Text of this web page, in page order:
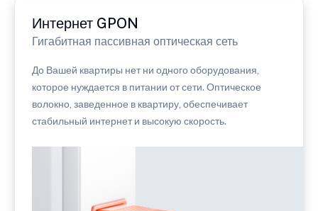
Интернет GPON
Гигабитная пассивная оптическая сеть
До Вашей квартиры нет ни одного оборудования,
которое нуждается в питании от сети. Оптическое
волокно, заведенное в квартиру, обеспечивает
стабильный интернет и высокую скорость.